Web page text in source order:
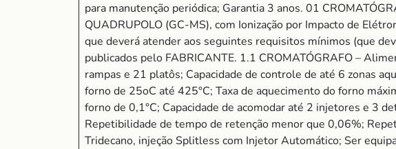
para manutenção periódica; Garantia 3 anos. 01
QUADRUPOLO (GC-MS), com Ionização por Impacto de
que deverá atender aos seguintes requisitos mínimos (que
publicados pelo FABRICANTE. 1.1 CROMATÓGRAFO –
rampas e 21 platôs; Capacidade de controle de até 6 zonas
forno de 25oC até 425°C; Taxa de aquecimento do forno
forno de 0,1°C; Capacidade de acomodar até 2 injetores e 3
Repetibilidade de tempo de retenção menor que 0,06%;
Tridecano, injeção Splitless com Injetor Automático; Ser